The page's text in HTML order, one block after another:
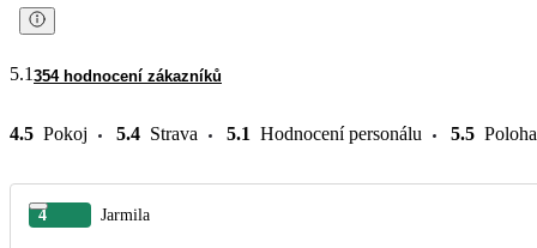
5.1 354 hodnocení zákazníků
4.5 Pokoj 5.4 Strava 5.1 Hodnocení personálu 5.5 Poloha
4 Jarmila